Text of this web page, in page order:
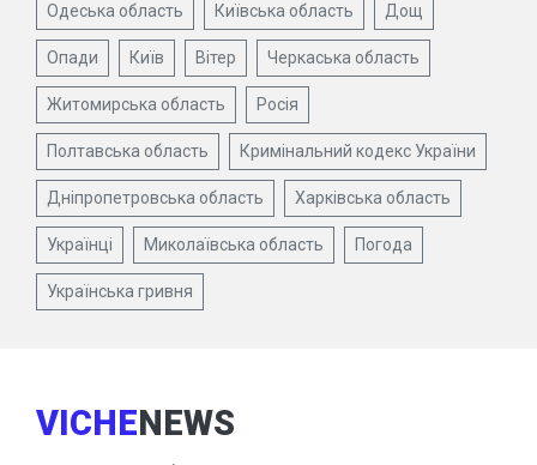
Одеська область Київська область Дощ
Опади Київ Вітер Черкаська область
Житомирська область Росія
Полтавська область Кримінальний кодекс України
Дніпропетровська область Харківська область
Українці Миколаївська область Погода
Українська гривня
VICHENEWS